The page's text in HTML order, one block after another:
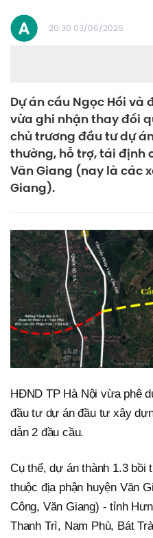
20:30 03/06/2026
Dự án cầu Ngọc Hồi
vừa ghi nhận thay đổi
chủ trương đầu tư dự
thường, hỗ trợ, tái định
Văn Giang (nay là các
Giang).
HĐND TP Hà Nội vừa phê
đầu tư dự án đầu tư xây
dẫn 2 đầu cầu.
Cụ thể, dự án thành 1.3
thuộc địa phận huyện Văn
Công, Văn Giang) - tỉnh
Thanh Trì, Nam Phù, Bát